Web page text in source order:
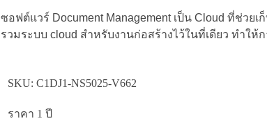
ซอฟต์แวร์ Document Management เป็น Cloud ที่ช่วย
รวมระบบ cloud สำหรับงานก่อสร้างไว้ในที่เดียว ทำใ
SKU: C1DJ1-NS5025-V662
ราคา 1 ปี